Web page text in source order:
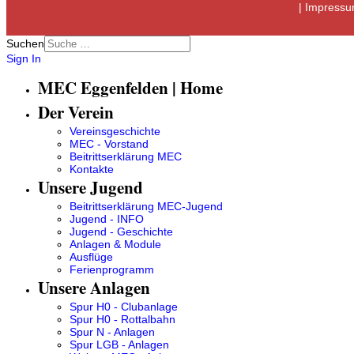
|
Suchen
Sign In
MEC Eggenfelden | Home
Der Verein
Vereinsgeschichte
MEC - Vorstand
Beitrittserklärung MEC
Kontakte
Unsere Jugend
Beitrittserklärung MEC-Jugend
Jugend - INFO
Jugend - Geschichte
Anlagen & Module
Ausflüge
Ferienprogramm
Unsere Anlagen
Spur H0 - Clubanlage
Spur H0 - Rottalbahn
Spur N - Anlagen
Spur LGB - Anlagen